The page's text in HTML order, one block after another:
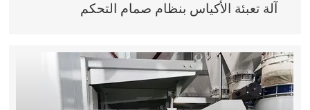
آلة تعبئة الأكياس بنظام صمام التحكم